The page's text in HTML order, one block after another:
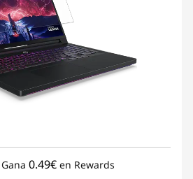
Gana 0.49€ en Rewards